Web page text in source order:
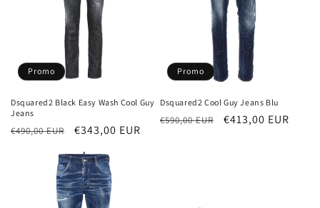
Promo
Dsquared2 Black Easy Wash Cool Guy
Jeans
Prezzo
€490,00 EUR
Prezzo
€343,00 EUR
Promo
Dsquared2 Cool Guy Jeans Blu
Prezzo
€590,00 EUR
Prezzo
€413,00 EUR